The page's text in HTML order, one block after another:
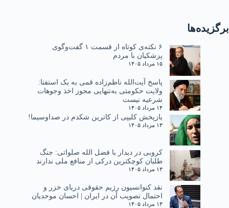
برگزیده‌ها
۶ نکته‌ی کوتاه از قسمت ۱ گفت‌وگوی
پزشکیان با مردم
۱۵ مرداد ۱۴۰۵
پاسخ آیت‌الله ناظم‌زاده قمی به یک استفتا:
ولایت حکومتی به‌تنهایی مجوز اخذ وجوهات
شرعیه نیست
۱۴ مرداد ۱۴۰۵
بازپخش کلیپی از کاترین شکدم در صداوسیما!
۱۳ مرداد ۱۴۰۵
کروبی در دیدار با فضل الله صلواتی: جنگ
طلبان کوچکترین درکی از منافع ملی ندارند
۱۳ مرداد ۱۴۰۵
نقد کنوانسیون رژیم حقوقی دریای خزر و
احتمال تصویب آن در ایران | احسان موحدیان
۱۳ مرداد ۱۴۰۵